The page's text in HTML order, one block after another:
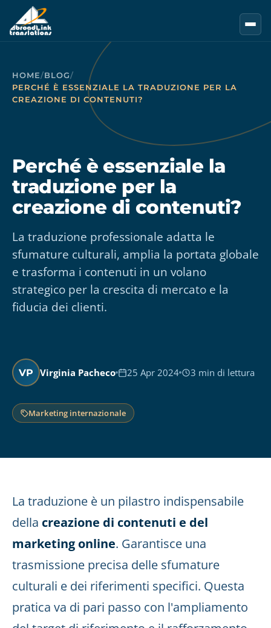
Vai al contenuto principale
HOME/BLOG/
PERCHÉ È ESSENZIALE LA TRADUZIONE PER LA
CREAZIONE DI CONTENUTI?
Perché è essenziale la
traduzione per la
creazione di contenuti?
La traduzione professionale adatta le
sfumature culturali, amplia la portata globale
e trasforma i contenuti in un volano
strategico per la crescita di mercato e la
fiducia dei clienti.
VP Virginia Pacheco 25 Apr 2024 3 min di lettura
Marketing internazionale
La traduzione è un pilastro indispensabile
della creazione di contenuti e del
marketing online. Garantisce una
trasmissione precisa delle sfumature
culturali e dei riferimenti specifici. Questa
pratica va di pari passo con l'ampliamento